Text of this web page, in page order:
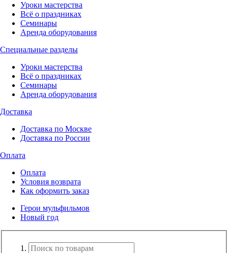
Уроки мастерства
Всё о праздниках
Семинары
Аренда оборудования
Специальные разделы
Уроки мастерства
Всё о праздниках
Семинары
Аренда оборудования
Доставка
Доставка по Москве
Доставка по России
Оплата
Оплата
Условия возврата
Как оформить заказ
Герои мульфильмов
Новый год